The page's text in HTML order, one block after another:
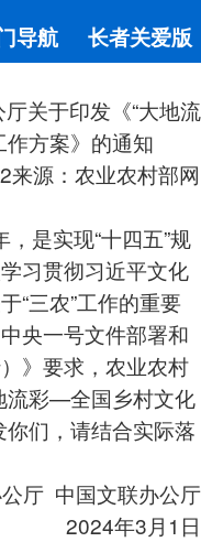
导航
长者关爱版
关于印发《“大地流
方案》的通知
来源：农业农村部网
是实现“十四五”规
习贯彻习近平文化
“三农”工作的重要
央一号文件部署和
》要求，农业农村
流彩—全国乡村文化
们，请结合实际落
厅 中国文联办公厅
2024年3月1日